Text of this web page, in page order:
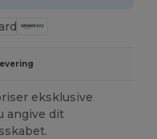
eksklusive
angive dit